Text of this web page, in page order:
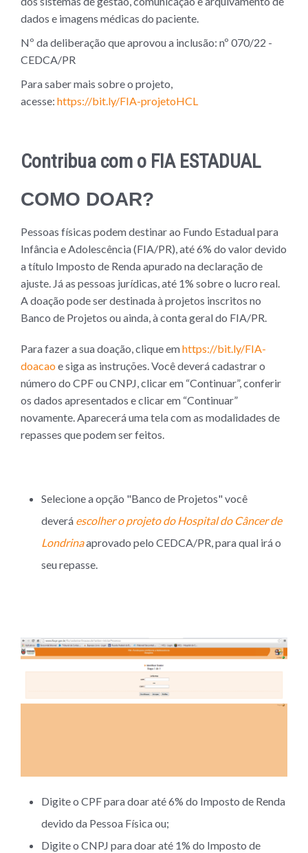
dados e imagens médicas do paciente.
Nº da deliberação que aprovou a inclusão: nº 070/22 -
CEDCA/PR
Para saber mais sobre o projeto,
acesse: https://bit.ly/FIA-projetoHCL
Contribua com o FIA ESTADUAL
COMO DOAR?
Pessoas físicas podem destinar ao Fundo Estadual para
Infância e Adolescência (FIA/PR), até 6% do valor devido
a título Imposto de Renda apurado na declaração de
ajuste. Já as pessoas jurídicas, até 1% sobre o lucro real.
A doação pode ser destinada à projetos inscritos no
Banco de Projetos ou ainda, à conta geral do FIA/PR.
Para fazer a sua doação, clique emhttps://bit.ly/FIA-
doacao e siga as instruções. Você deverá cadastrar o
número do CPF ou CNPJ, clicar em “Continuar”, conferir
os dados apresentados e clicar em “Continuar”
novamente. Aparecerá uma tela com as modalidades de
repasses que podem ser feitos.
Selecione a opção "Banco de Projetos" você
deverá escolher o projeto do Hospital do Câncer de
Londrinaaprovado pelo CEDCA/PR, para qual irá o
seu repasse.
Digite o CPF para doar até 6% do Imposto de Renda
devido da Pessoa Física ou;
Digite o CNPJ para doar até 1% do Imposto de